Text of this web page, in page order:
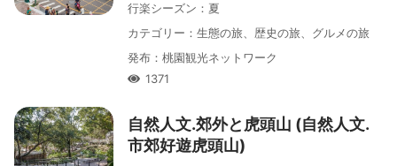
行楽シーズン ： 夏
カテゴリー ： 生態の旅、歴史の旅、グルメの旅
発布 ： 桃園観光ネットワーク
人氣1371
自然人文․郊外と虎頭山 (自然人文․
市郊好遊虎頭山)